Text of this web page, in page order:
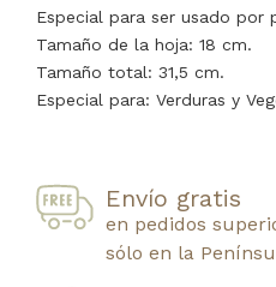
Especial para ser usado por
Tamaño de la hoja: 18 cm.
Tamaño total: 31,5 cm.
Especial para: Verduras y
Envío gratis
en pedidos
sólo en la